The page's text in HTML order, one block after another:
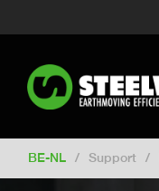
BE-NL / Support /